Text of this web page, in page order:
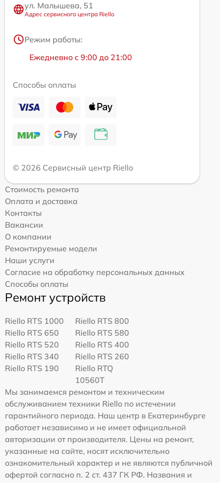
ул. Малышева, 51
Адрес сервисного центра Riello
Режим работы:
Ежедневно с 9:00 до 21:00
Способы оплаты
© 2026 Сервисный центр Riello
Стоимость ремонта
Оплата и доставка
Контакты
Вакансии
О компании
Ремонтируемые модели
Наши услуги
Согласие на обработку персональных данных
Способы оплаты
Ремонт устройств
Riello RTS 1000
Riello RTS 800
Riello RTS 650
Riello RTS 580
Riello RTS 520
Riello RTS 400
Riello RTS 340
Riello RTS 260
Riello RTS 190
Riello RTQ
10560T
Мы занимаемся ремонтом и техническим
обслуживанием техники Riello по истечении
гарантийного периода. Наш центр в Екатеринбурге
работает независимо и не имеет официальной
авторизации от производителя. Цены на ремонт,
указанные на сайте, носят исключительно
ознакомительный характер и не являются публичной
офертой согласно п. 2 ст. 437 ГК РФ. Названия и